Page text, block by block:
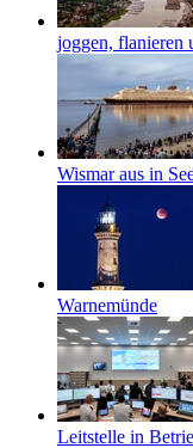
joggen, flanieren
Wismar aus in
Warnemünde
Leitstelle in